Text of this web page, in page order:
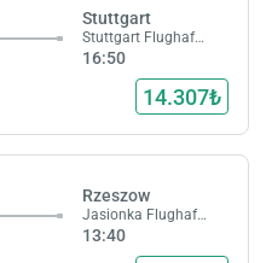
Stuttgart
Stuttgart Flughafen
16:50
14.307₺
Rzeszow
Jasionka Flughafen
13:40